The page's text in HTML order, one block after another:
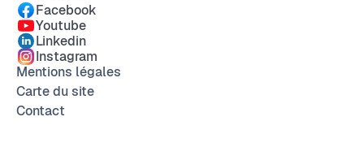
Facebook
Youtube
Linkedin
Instagram
Mentions légales
Carte du site
Contact